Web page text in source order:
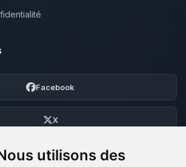
utilisons des
Facebook
X
Discord